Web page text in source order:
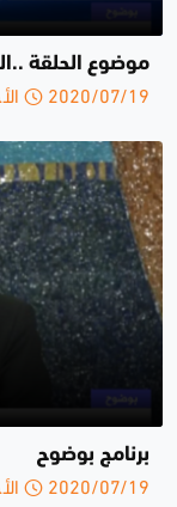
موضوع الحلقة
2020/07/19 الأحد 23:08 م
برنامج بوضوح
2020/07/19 الأحد 23:05 م